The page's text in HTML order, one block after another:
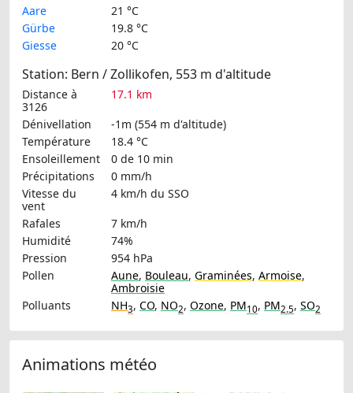
Aare
21 °C
Gürbe
19.8 °C
Giesse
20 °C
Station: Bern / Zollikofen, 553 m d'altitude
Distance à
3126
17.1 km
Dénivellation
-1m (554 m d'altitude)
Température
18.4 °C
Ensoleillement
0 de 10 min
Précipitations
0 mm/h
Vitesse du
vent
4 km/h du SSO
Rafales
7 km/h
Humidité
74%
Pression
954 hPa
Pollen
Aune, Bouleau, Graminées, Armoise,
Ambroisie
Polluants
NH3, CO, NO2, Ozone, PM10, PM2.5, SO2
Animations météo